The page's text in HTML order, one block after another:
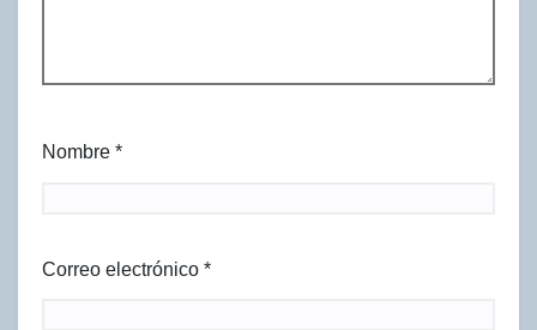
Nombre *
Correo electrónico *